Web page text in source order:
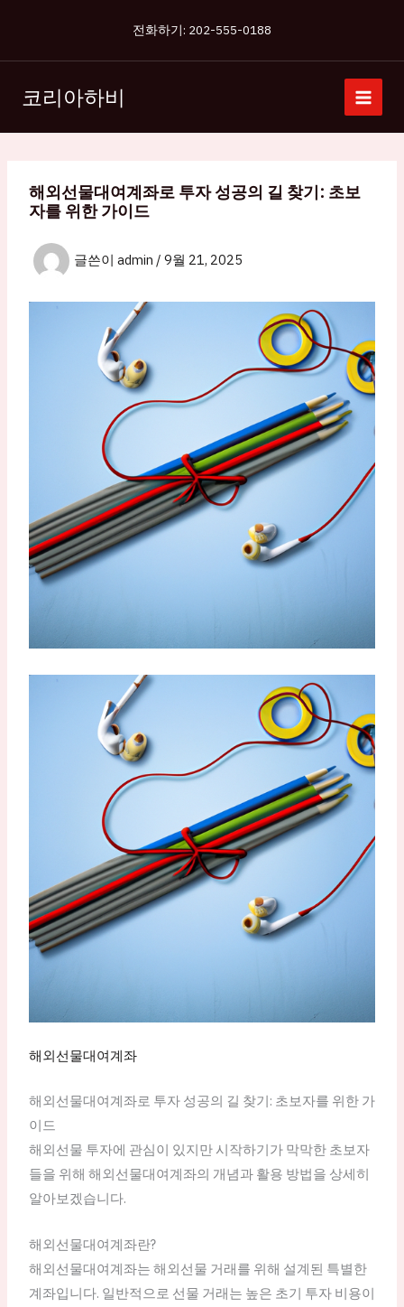
츠
너
전화하기: 202-555-0188
코리아하비
해외선물대여계좌로 투자 성공의 길 찾기: 초보
자를 위한 가이드
글쓴이 admin / 9월 21, 2025
해외선물대여계좌
해외선물대여계좌로 투자 성공의 길 찾기: 초보자를 위한 가
이드
해외선물 투자에 관심이 있지만 시작하기가 막막한 초보자
들을 위해 해외선물대여계좌의 개념과 활용 방법을 상세히
알아보겠습니다.
해외선물대여계좌란?
해외선물대여계좌는 해외선물 거래를 위해 설계된 특별한
계좌입니다. 일반적으로 선물 거래는 높은 초기 투자 비용이